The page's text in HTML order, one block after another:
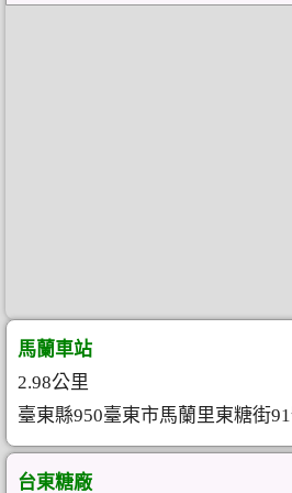
馬蘭車站
2.98公里
臺東縣950臺東市馬蘭里東糖街
台東糖廠